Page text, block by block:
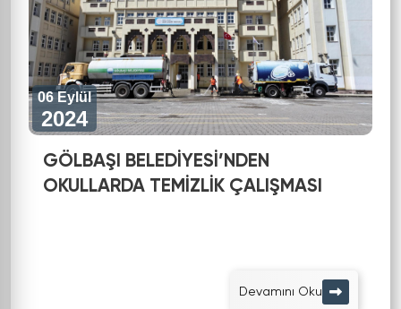
06 Eylül
2024
GÖLBAŞI BELEDİYESİ’NDEN
OKULLARDA TEMİZLİK ÇALIŞMASI
Devamını Oku